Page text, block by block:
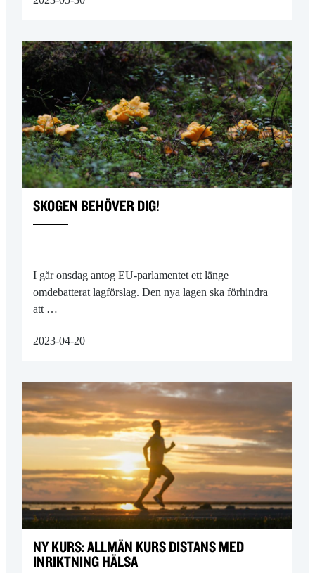
SKOGEN BEHÖVER DIG!
I går onsdag antog EU-parlamentet ett länge
omdebatterat lagförslag. Den nya lagen ska förhindra
att …
2023-04-20
NY KURS: ALLMÄN KURS DISTANS MED
INRIKTNING HÄLSA